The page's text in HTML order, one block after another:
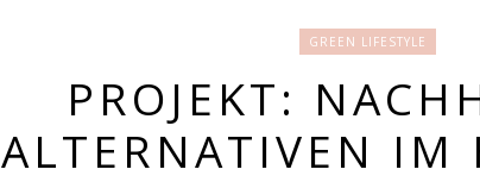
GREEN LIFESTYLE
PROJEKT:
ALTERNATIVEN IM